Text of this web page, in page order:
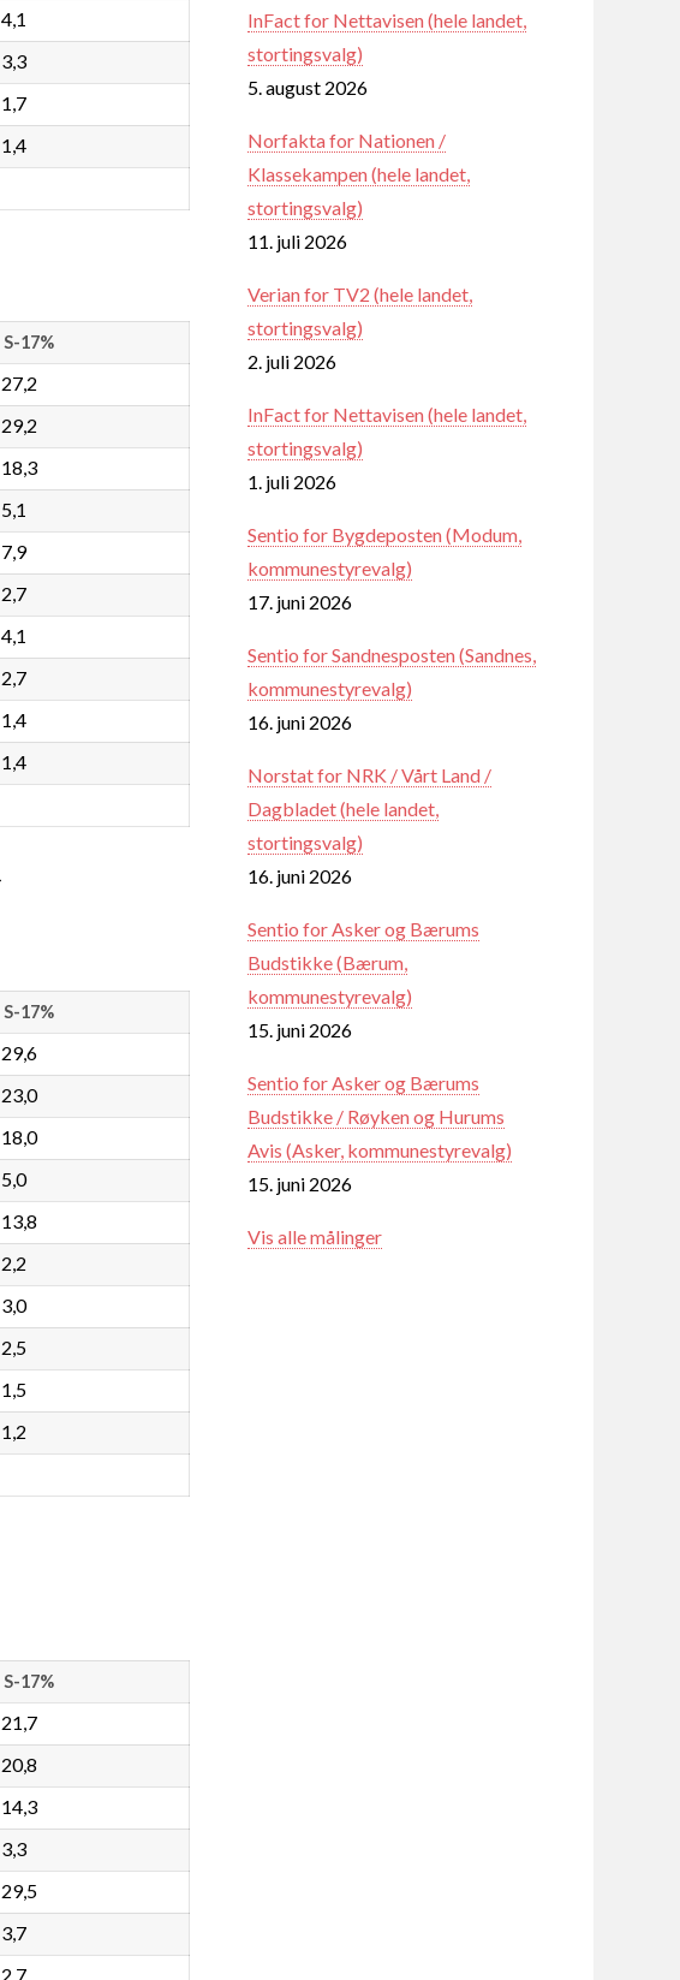
4,1
3,3
1,7
1,4
S-17%
27,2
29,2
18,3
5,1
7,9
2,7
4,1
2,7
1,4
1,4
S-17%
29,6
23,0
18,0
5,0
13,8
2,2
3,0
2,5
1,5
1,2
S-17%
21,7
20,8
14,3
3,3
29,5
3,7
2,7
InFact for Nettavisen (hele landet,
stortingsvalg)
5. august 2026
Norfakta for Nationen /
Klassekampen (hele landet,
stortingsvalg)
11. juli 2026
Verian for TV2 (hele landet,
stortingsvalg)
2. juli 2026
InFact for Nettavisen (hele landet,
stortingsvalg)
1. juli 2026
Sentio for Bygdeposten (Modum,
kommunestyrevalg)
17. juni 2026
Sentio for Sandnesposten (Sandnes,
kommunestyrevalg)
16. juni 2026
Norstat for NRK / Vårt Land /
Dagbladet (hele landet,
stortingsvalg)
16. juni 2026
Sentio for Asker og Bærums
Budstikke (Bærum,
kommunestyrevalg)
15. juni 2026
Sentio for Asker og Bærums
Budstikke / Røyken og Hurums
Avis (Asker, kommunestyrevalg)
15. juni 2026
Vis alle målinger